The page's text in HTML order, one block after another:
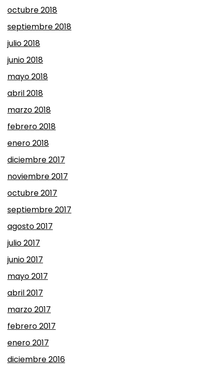
octubre 2018
septiembre 2018
julio 2018
junio 2018
mayo 2018
abril 2018
marzo 2018
febrero 2018
enero 2018
diciembre 2017
noviembre 2017
octubre 2017
septiembre 2017
agosto 2017
julio 2017
junio 2017
mayo 2017
abril 2017
marzo 2017
febrero 2017
enero 2017
diciembre 2016